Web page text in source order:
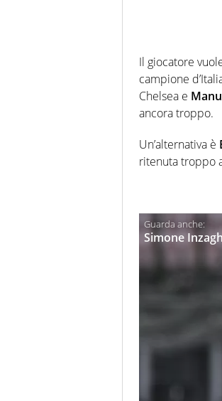
Il giocatore
campione
Chelsea e
ancora troppo.
Un’alternativa è
ritenuta troppo
Simone